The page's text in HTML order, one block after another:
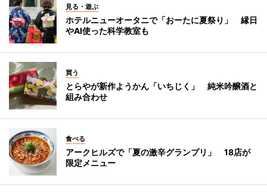
見る・遊ぶ
ホテルニューオータニで「おーたに夏祭り」 縁日
やAI使った科学教室も
買う
とらやが新作ようかん「いちじく」 純米吟醸酒と
組み合わせ
食べる
アークヒルズで「夏の激辛グランプリ」 18店が
限定メニュー